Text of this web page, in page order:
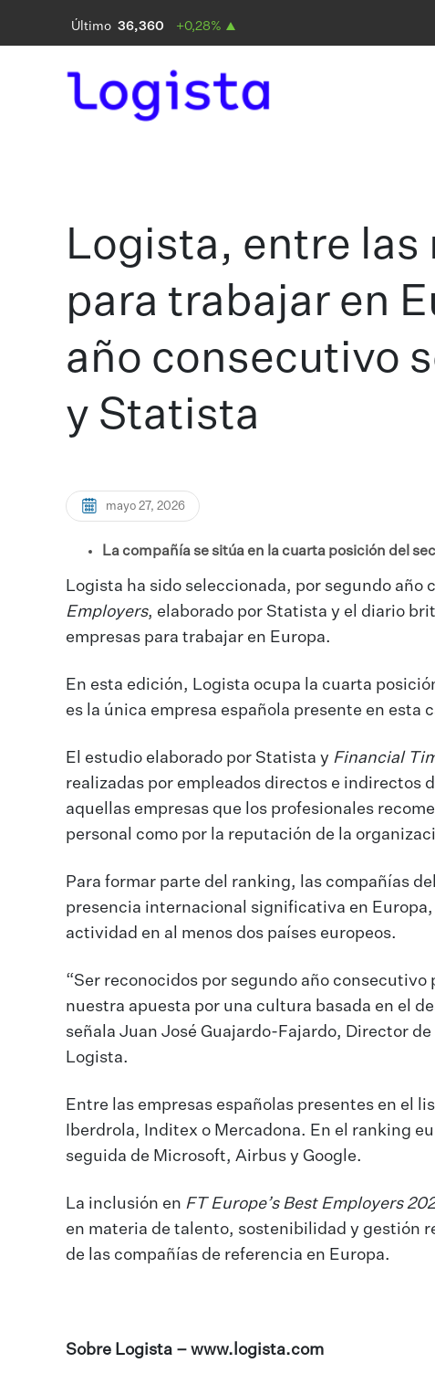
Logista, entre las
para trabajar en
año consecutivo
y Statista
mayo 27, 2026
La compañía se sitúa en la cuarta posición del
Logista ha sido seleccionada, por segundo
Employers, elaborado por Statista y el diario
empresas para trabajar en Europa.
En esta edición, Logista ocupa la cuarta
es la única empresa española presente en esta
El estudio elaborado por Statista y Financial
realizadas por empleados directos e indirectos
aquellas empresas que los profesionales
personal como por la reputación de la
Para formar parte del ranking, las compañías
presencia internacional significativa en
actividad en al menos dos países europeos.
“Ser reconocidos por segundo año
nuestra apuesta por una cultura basada en el
señala Juan José Guajardo-Fajardo, Director
Logista.
Entre las empresas españolas presentes en el
Iberdrola, Inditex o Mercadona. En el ranking
seguida de Microsoft, Airbus y Google.
La inclusión en FT Europe’s Best Employers
en materia de talento, sostenibilidad y gestión
de las compañías de referencia en Europa.
Sobre Logista – www.logista.com